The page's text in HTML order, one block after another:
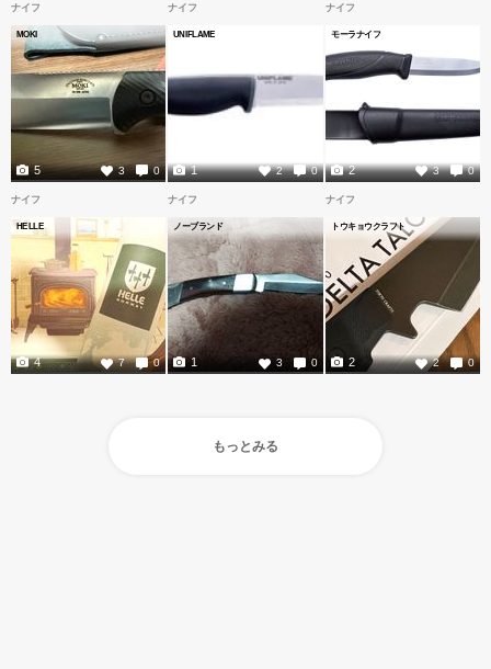
ナイフ
MOKI
3 0
5
ナイフ
UNIFLAME
2 0
1
ナイフ
モーラナイフ
3 0
2
ナイフ
HELLE
7 0
4
ナイフ
ノーブランド
3 0
1
ナイフ
トウキョウクラフト
2 0
2
もっとみる